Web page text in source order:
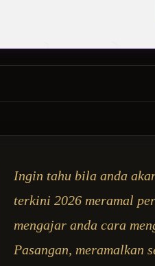
Ingin tahu bila anda
terkini 2026 meramal
mengajar anda cara
Pasangan, meramalkan